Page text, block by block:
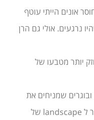
אונים הייתי עוטף
נרגעים. אולי גם הרן
יותר מטבעו של
שמניחים את
הראש על כתף של ילדים מבקשים לחזור ל landscape של